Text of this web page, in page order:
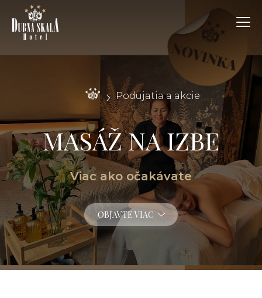
Podujatia a akcie
MASÁŽ NA IZBE
Viac ako očakávate
OBJAVTE VIAC